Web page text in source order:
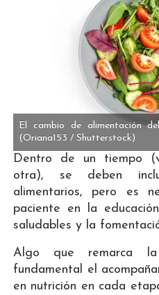
El cambio de alimentación
(Oriana153 / Shutterstock)
Dentro de un tiempo
otra), se deben
alimentarios, pero es
paciente en la
saludables y la
Algo que remarca
fundamental el
en nutrición en cada